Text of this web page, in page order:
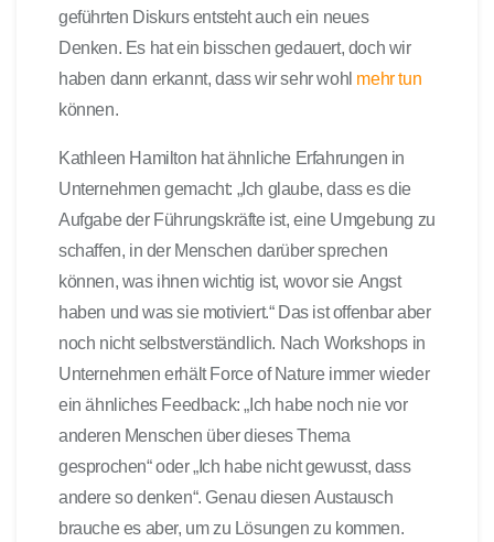
geführten Diskurs entsteht auch ein neues
Denken. Es hat ein bisschen gedauert, doch wir
haben dann erkannt, dass wir sehr wohl mehr tun
können.
Kathleen Hamilton hat ähnliche Erfahrungen in
Unternehmen gemacht: „Ich glaube, dass es die
Aufgabe der Führungskräfte ist, eine Umgebung zu
schaffen, in der Menschen darüber sprechen
können, was ihnen wichtig ist, wovor sie Angst
haben und was sie motiviert.“ Das ist offenbar aber
noch nicht selbstverständlich. Nach Workshops in
Unternehmen erhält Force of Nature immer wieder
ein ähnliches Feedback: „Ich habe noch nie vor
anderen Menschen über dieses Thema
gesprochen“ oder „Ich habe nicht gewusst, dass
andere so denken“. Genau diesen Austausch
brauche es aber, um zu Lösungen zu kommen.